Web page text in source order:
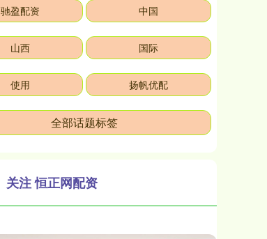
驰盈配资 中国
山西 国际
使用 扬帆优配
全部话题标签
关注 恒正网配资